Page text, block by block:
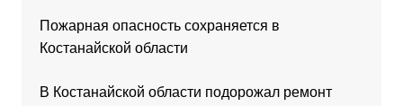
Пожарная опасность сохраняется в
Костанайской области
В Костанайской области подорожал ремонт